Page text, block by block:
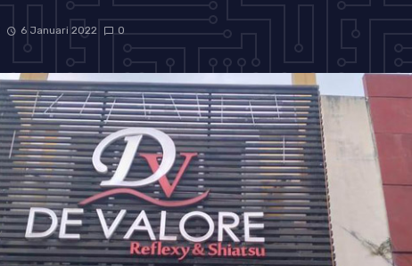
6 Januari 2022 0